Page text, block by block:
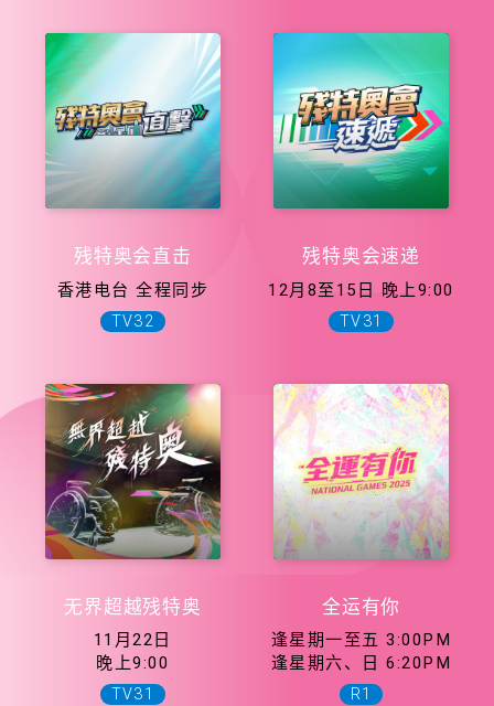
残特奥会直击
香港电台 全程同步
TV32
残特奥会速递
12月8至15日 晚上9:00
TV31
无界超越残特奥
11月22日
晚上9:00
TV31
全运有你
逢星期一至五 3:00PM
逢星期六、日 6:20PM
R1